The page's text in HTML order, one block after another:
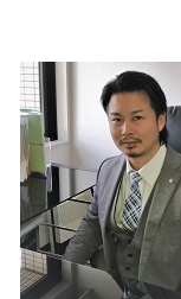
自己破
借金 債
個人再生
債務整理
自己破産
債権 時効
司法書
過払い
過払い
サラ金
過払い金
借金 完
過払い
過払い
過払い
阜県
特定調
知県
自己破
重県
過払い
岐阜県